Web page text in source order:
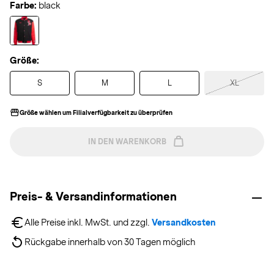
Farbe: black
Größe:
S M L XL
Größe wählen um Filialverfügbarkeit zu überprüfen
IN DEN WARENKORB
Preis- & Versandinformationen
Alle Preise inkl. MwSt. und zzgl. Versandkosten
Rückgabe innerhalb von 30 Tagen möglich